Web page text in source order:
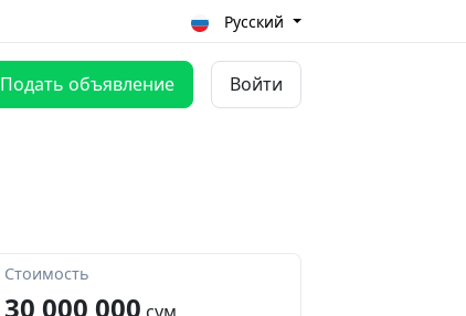
Русский
Подать объявление Войти
Стоимость
30 000 000